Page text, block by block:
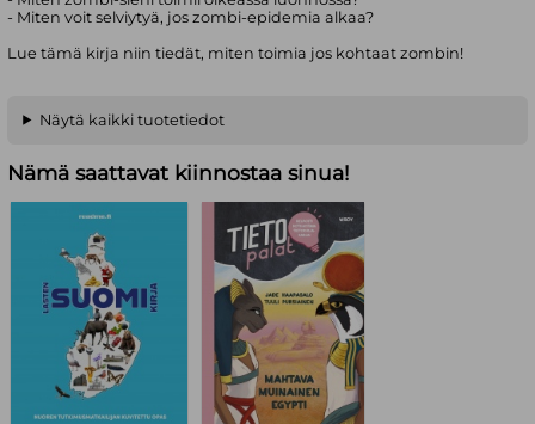
- Miten voit selviytyä, jos zombi-epidemia alkaa?
Lue tämä kirja niin tiedät, miten toimia jos kohtaat zombin!
Näytä kaikki tuotetiedot
Nämä saattavat kiinnostaa sinua!